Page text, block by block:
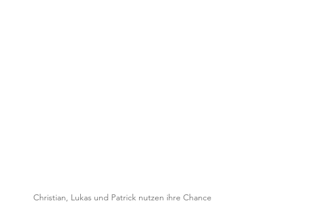
Christian, Lukas und Patrick nutzen ihre Chance